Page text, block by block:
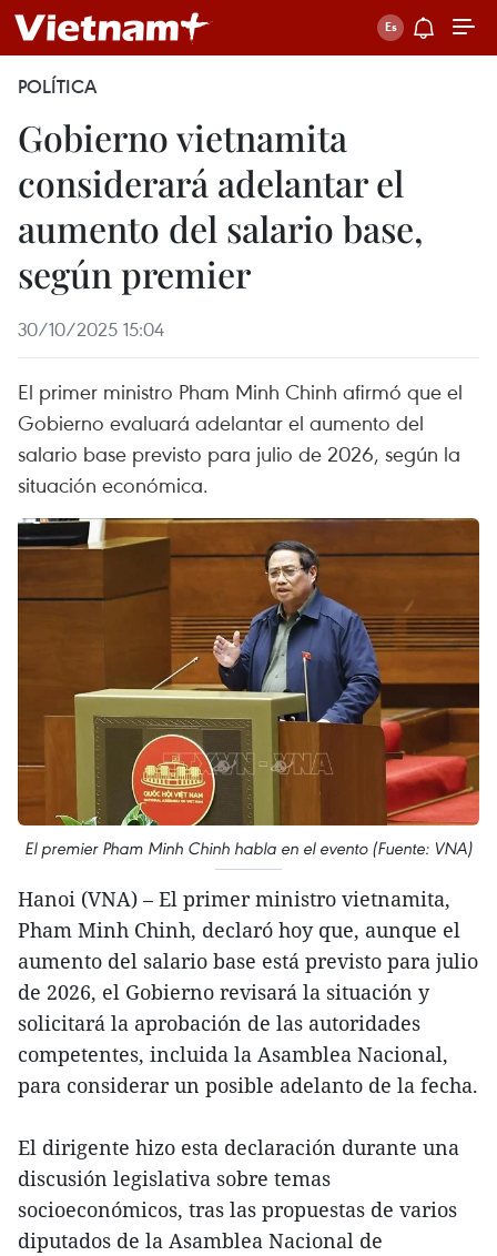
POLÍTICA
Gobierno vietnamita
considerará adelantar el
aumento del salario base,
según premier
30/10/2025 15:04
El primer ministro Pham Minh Chinh afirmó que el
Gobierno evaluará adelantar el aumento del
salario base previsto para julio de 2026, según la
situación económica.
El premier Pham Minh Chinh habla en el evento (Fuente: VNA)
Hanoi (VNA) – El primer ministro vietnamita,
Pham Minh Chinh, declaró hoy que, aunque el
aumento del salario base está previsto para julio
de 2026, el Gobierno revisará la situación y
solicitará la aprobación de las autoridades
competentes, incluida la Asamblea Nacional,
para considerar un posible adelanto de la fecha.
El dirigente hizo esta declaración durante una
discusión legislativa sobre temas
socioeconómicos, tras las propuestas de varios
diputados de la Asamblea Nacional de